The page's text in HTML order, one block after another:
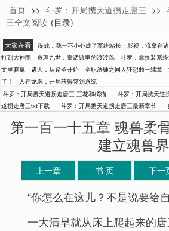
三花和橘猫
首页 >> 斗罗：开局携天道拐走唐三 >>
三全文阅读 (目录)
大家在看 谍战：我一不小心成了军统站长 影视：流窜在
打到大神圈
查理九世：童话镇里的渡渡鸟 斗罗：靠换装系
文里躺赢
诸天：从赌圣开始 全职法师之同人狂想曲一续章
了！
人在龙珠，开局获得签到系统
斗罗：开局携天道拐走唐三 三花和橘猫 - 斗罗：开局携天道
道拐走唐三txt下载 - 斗罗：开局携天道拐走唐三最新章节 -
第一百一十五章 魂兽柔
建立魂兽界
上一章 书 页 下一
“你怎么在这儿？不是说要给
一大清早就从床上爬起来的